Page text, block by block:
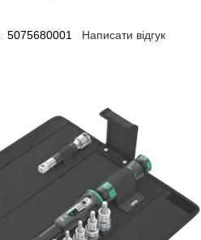
5075680001 Написати відгук